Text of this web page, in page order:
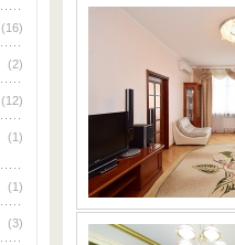
(16)
(2)
(12)
(1)
(1)
(3)